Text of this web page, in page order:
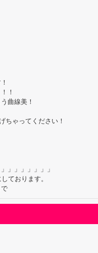
！
曲線美！
ちゃってください！
」」」」」」」
ております。